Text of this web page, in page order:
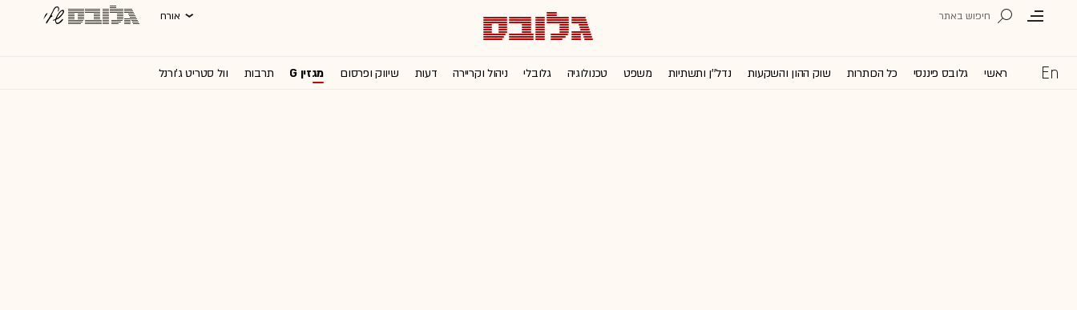
אורח
ראשי גלובס פיננסי כל הכותרות שוק ההון והשקעות נדל''ן ותשתיות משפט טכנולוגיה גלובלי ניהול וקריירה דעות שיווק ופרסום מגזין G תרבות וול סטריט ג'ורנל